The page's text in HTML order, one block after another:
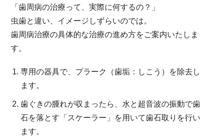
「歯周病の治療って、実際に何するの？」
虫歯と違い、イメージしずらいのでは。
歯周病治療の具体的な治療の進め方をご案内いたしま
す。
専用の器具で、プラーク（歯垢：しこう）を除去し
ます。
歯ぐきの腫れが収まったら、水と超音波の振動で歯
石を落とす「スケーラー」を用いて歯石取りを行い
ます。